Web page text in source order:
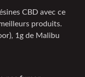
CBD avec ce
produits.
1g de Malibu